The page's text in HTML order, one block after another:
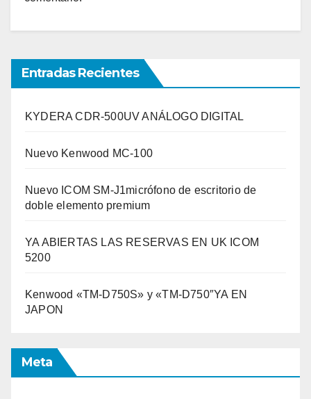
Entradas Recientes
KYDERA CDR-500UV ANÁLOGO DIGITAL
Nuevo Kenwood MC-100
Nuevo ICOM SM-J1micrófono de escritorio de
doble elemento premium
YA ABIERTAS LAS RESERVAS EN UK ICOM
5200
Kenwood «TM-D750S» y «TM-D750″YA EN
JAPON
Meta